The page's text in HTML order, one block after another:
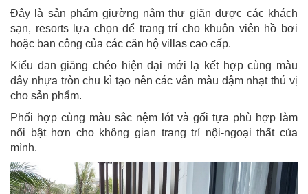
Đây là sản phẩm giường nằm thư giãn được các khách
sạn, resorts lựa chọn để trang trí cho khuôn viên hồ bơi
hoặc ban công của các căn hộ villas cao cấp.
Kiểu đan giăng chéo hiện đại mới lạ kết hợp cùng màu
dây nhựa tròn chu kì tạo nên các vân màu đậm nhạt thú vị
cho sản phẩm.
Phối hợp cùng màu sắc nệm lót và gối tựa phù hợp làm
nổi bật hơn cho không gian trang trí nội-ngoại thất của
mình.